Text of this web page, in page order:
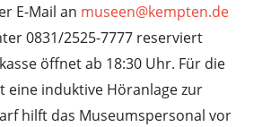
E-Mail an museen@kempten.de
0831/2525-7777 reserviert
öffnet ab 18:30 Uhr. Für die
eine induktive Höranlage zur
hilft das Museumspersonal vor